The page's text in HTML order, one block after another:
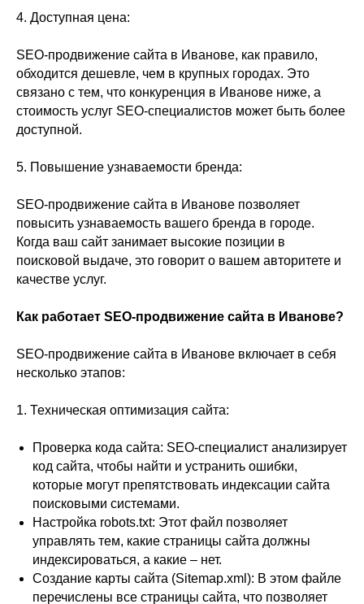
4. Доступная цена:
SEO-продвижение сайта в Иванове, как правило,
обходится дешевле, чем в крупных городах. Это
связано с тем, что конкуренция в Иванове ниже, а
стоимость услуг SEO-специалистов может быть более
доступной.
5. Повышение узнаваемости бренда:
SEO-продвижение сайта в Иванове позволяет
повысить узнаваемость вашего бренда в городе.
Когда ваш сайт занимает высокие позиции в
поисковой выдаче, это говорит о вашем авторитете и
качестве услуг.
Как работает SEO-продвижение сайта в Иванове?
SEO-продвижение сайта в Иванове включает в себя
несколько этапов:
1. Техническая оптимизация сайта:
Проверка кода сайта: SEO-специалист анализирует
код сайта, чтобы найти и устранить ошибки,
которые могут препятствовать индексации сайта
поисковыми системами.
Настройка robots.txt: Этот файл позволяет
управлять тем, какие страницы сайта должны
индексироваться, а какие – нет.
Создание карты сайта (Sitemap.xml): В этом файле
перечислены все страницы сайта, что позволяет